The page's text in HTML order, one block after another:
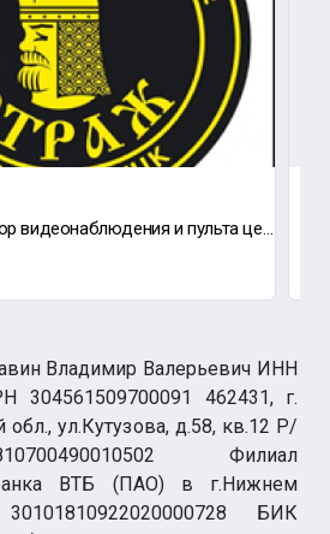
Вакансия: Оператор видеонаблюдения и пульта централизованного наблюдения Обязанности: Наблюдени
Владимир Валерьевич ИНН
304561509700091 462431, г.
обл., ул.Кутузова, д.58, кв.12 Р/
Филиал
ВТБ (ПАО) в г.Нижнем
БИК